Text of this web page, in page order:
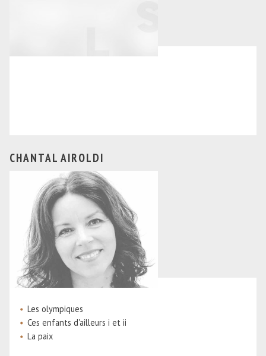
CHANTAL AIROLDI
Les olympiques
Ces enfants d'ailleurs i et ii
La paix